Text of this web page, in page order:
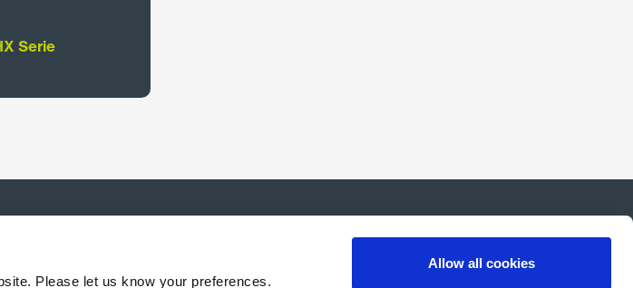
Please let us know your preferences.
Allow all cookies
Serie